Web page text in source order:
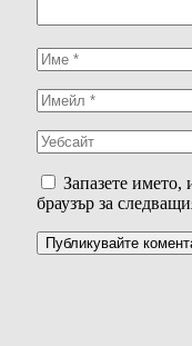
Запазете името,
браузър за